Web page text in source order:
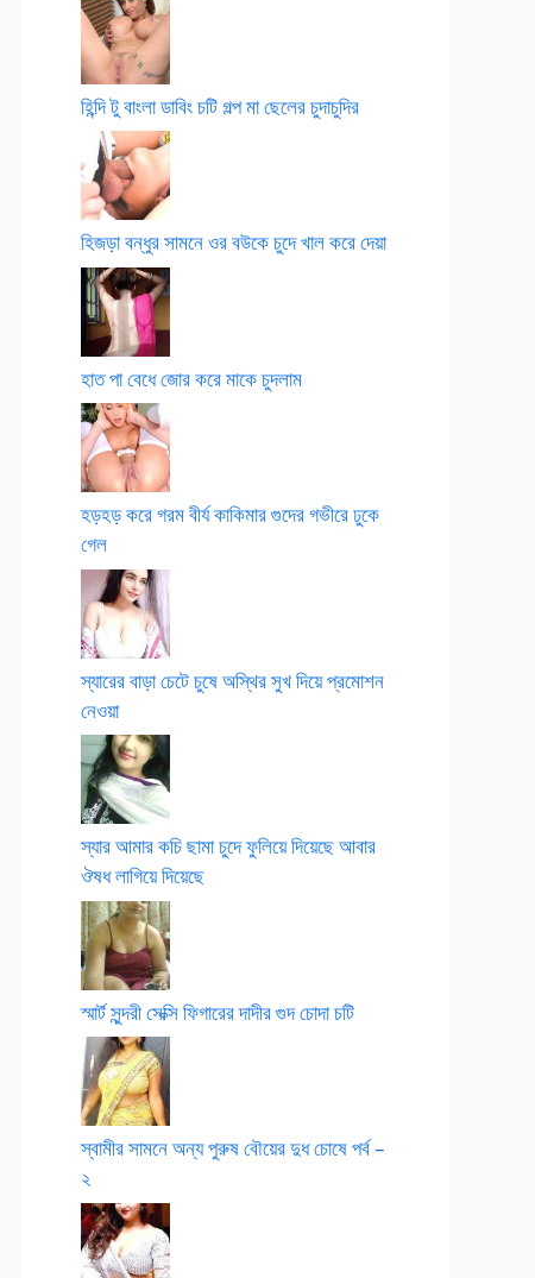
হিন্দি টু বাংলা ডাবিং চটি গল্প মা ছেলের চুদাচুদির
হিজড়া বন্ধুর সামনে ওর বউকে চুদে খাল করে দেয়া
হাত পা বেধে জোর করে মাকে চুদলাম
হড়হড় করে গরম বীর্য কাকিমার গুদের গভীরে ঢুকে
গেল
স্যারের বাড়া চেটে চুষে অস্থির সুখ দিয়ে প্রমোশন
নেওয়া
স্যার আমার কচি ছামা চুদে ফুলিয়ে দিয়েছে আবার
ঔষধ লাগিয়ে দিয়েছে
স্মার্ট সুন্দরী সেক্সি ফিগারের দাদীর গুদ চোদা চটি
স্বামীর সামনে অন্য পুরুষ বৌয়ের দুধ চোষে পর্ব –
২